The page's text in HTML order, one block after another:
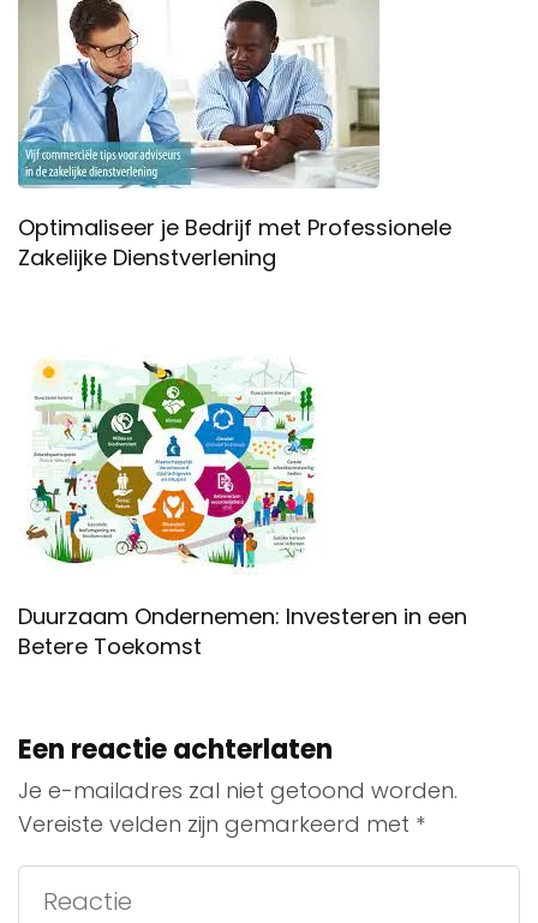
Optimaliseer je Bedrijf met Professionele
Zakelijke Dienstverlening
Duurzaam Ondernemen: Investeren in een
Betere Toekomst
Een reactie achterlaten
Je e-mailadres zal niet getoond worden.
Vereiste velden zijn gemarkeerd met *